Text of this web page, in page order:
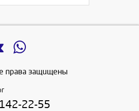
права защищены
22-55